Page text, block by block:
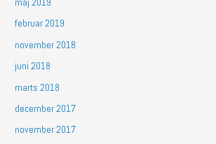
februar 2019
november 2018
juni 2018
marts 2018
december 2017
november 2017